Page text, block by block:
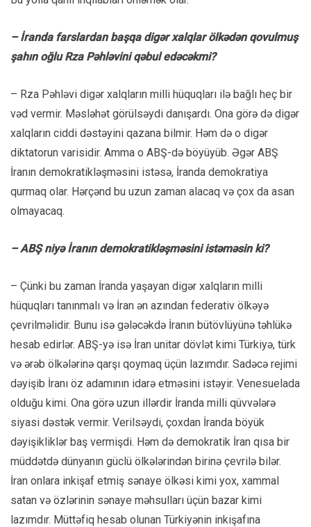
– İranda farslardan başqa digər xalqlar ölkədən qovulmuş
şahın oğlu Rza Pəhləvini qəbul edəcəkmi?
– Rza Pəhləvi digər xalqların milli hüquqları ilə bağlı heç bir
vəd vermir. Məsləhət görülsəydi danışardı. Ona görə də digər
xalqların ciddi dəstəyini qazana bilmir. Həm də o digər
diktatorun varisidir. Amma o ABŞ-də böyüyüb. Əgər ABŞ
İranın demokratikləşməsini istəsə, İranda demokratiya
qurmaq olar. Hərçənd bu uzun zaman alacaq və çox da asan
olmayacaq.
– ABŞ niyə İranın demokratikləşməsini istəməsin ki?
– Çünki bu zaman İranda yaşayan digər xalqların milli
hüquqları tanınmalı və İran ən azından federativ ölkəyə
çevrilməlidir. Bunu isə gələcəkdə İranın bütövlüyünə təhlükə
hesab edirlər. ABŞ-yə isə İran unitar dövlət kimi Türkiyə, türk
və ərəb ölkələrinə qarşı qoymaq üçün lazımdır. Sadəcə rejimi
dəyişib İranı öz adamının idarə etməsini istəyir. Venesuelada
olduğu kimi. Ona görə uzun illərdir İranda milli qüvvələrə
siyasi dəstək vermir. Verilsəydi, çoxdan İranda böyük
dəyişikliklər baş vermişdi. Həm də demokratik İran qısa bir
müddətdə dünyanın güclü ölkələrindən birinə çevrilə bilər.
İran onlara inkişaf etmiş sənaye ölkəsi kimi yox, xammal
satan və özlərinin sənaye məhsulları üçün bazar kimi
lazımdır. Müttəfiq hesab olunan Türkiyənin inkişafına